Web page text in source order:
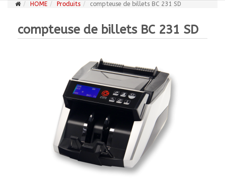
HOME Produits compteuse de billets BC 231 SD
compteuse de billets BC 231 SD